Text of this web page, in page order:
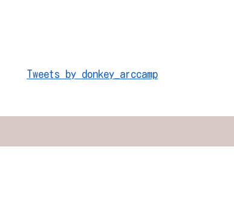
Tweets by donkey_arccamp